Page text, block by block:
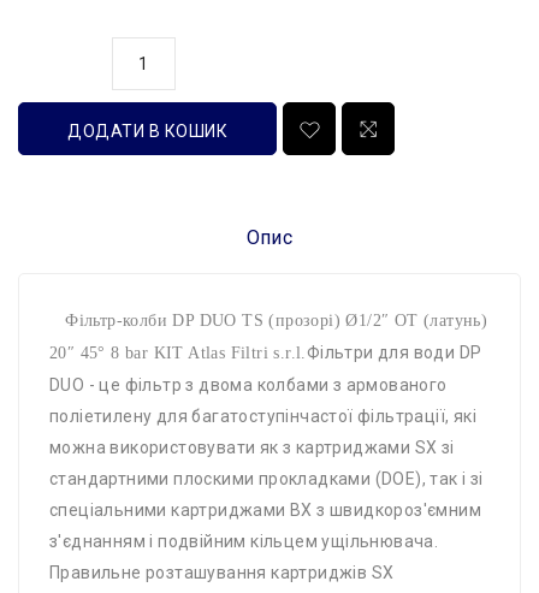
ДОДАТИ В КОШИК
Опис
Фільтр-колби DP DUO TS (прозорі) Ø1/2″ OT (латунь)
20″ 45° 8 bar KIT Atlas Filtri s.r.l. Фільтри для води DP
DUO - це фільтр з двома колбами з армованого
поліетилену для багатоступінчастої фільтрації, які
можна використовувати як з картриджами SX зі
стандартними плоскими прокладками (DOE), так і зі
спеціальними картриджами BX з швидкороз'ємним
з'єднанням і подвійним кільцем ущільнювача.
Правильне розташування картриджів SX